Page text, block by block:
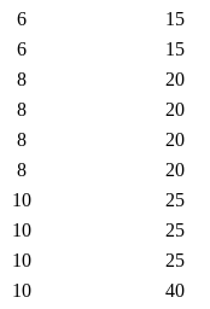
6
15
6
15
8
20
8
20
8
20
8
20
10
25
10
25
10
25
10
40